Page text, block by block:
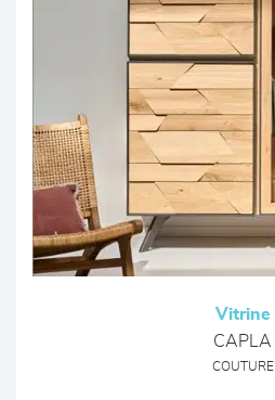
Vitrine
CAPLA
COUTURE